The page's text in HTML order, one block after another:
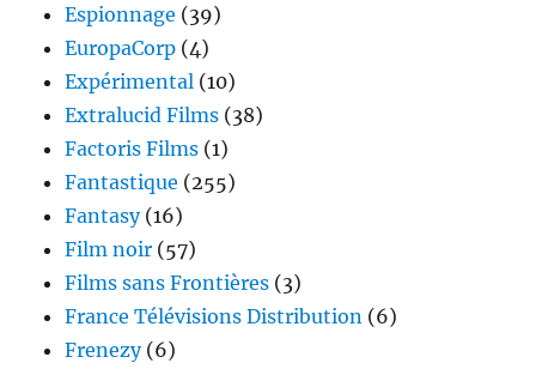
Espionnage (39)
EuropaCorp (4)
Expérimental (10)
Extralucid Films (38)
Factoris Films (1)
Fantastique (255)
Fantasy(16)
Film noir (57)
Films sans Frontières (3)
France Télévisions Distribution (6)
Frenezy(6)